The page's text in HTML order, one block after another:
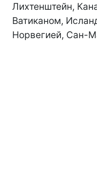
Лихтенштейн,
Ватиканом,
Норвегией, Сан-